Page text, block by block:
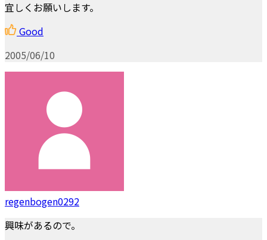
宜しくお願いします。
Good
2005/06/10
regenbogen0292
興味があるので。